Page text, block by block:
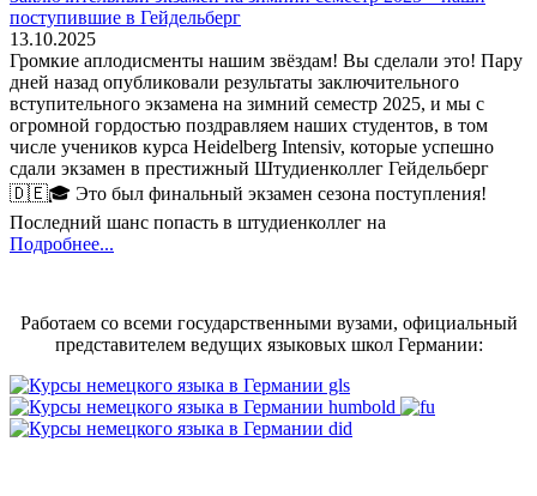
поступившие в Гейдельберг
13.10.2025
Громкие аплодисменты нашим звёздам! Вы сделали это! Пару
дней назад опубликовали результаты заключительного
вступительного экзамена на зимний семестр 2025, и мы с
огромной гордостью поздравляем наших студентов, в том
числе учеников курса Heidelberg Intensiv, которые успешно
сдали экзамен в престижный Штудиенколлег Гейдельберг
🇩🇪🎓 Это был финальный экзамен сезона поступления!
Последний шанс попасть в штудиенколлег на
Подробнее...
Работаем со всеми государственными вузами, официальный
представителем ведущих языковых школ Германии: